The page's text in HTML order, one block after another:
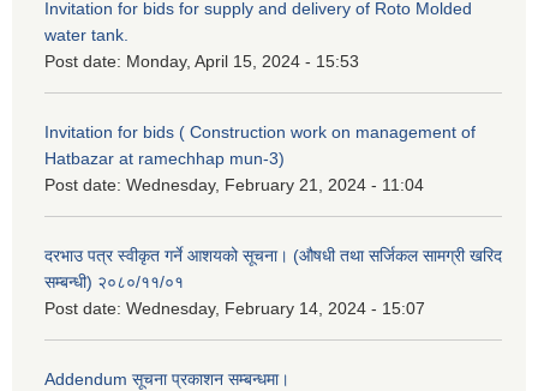
Invitation for bids for supply and delivery of Roto Molded
water tank.
Post date: Monday, April 15, 2024 - 15:53
Invitation for bids ( Construction work on management of
Hatbazar at ramechhap mun-3)
Post date: Wednesday, February 21, 2024 - 11:04
दरभाउ पत्र स्वीकृत गर्ने आशयको सूचना। (औषधी तथा सर्जिकल सामग्री खरिद
सम्बन्धी) २०८०/११/०१
Post date: Wednesday, February 14, 2024 - 15:07
Addendum सूचना प्रकाशन सम्बन्धमा।